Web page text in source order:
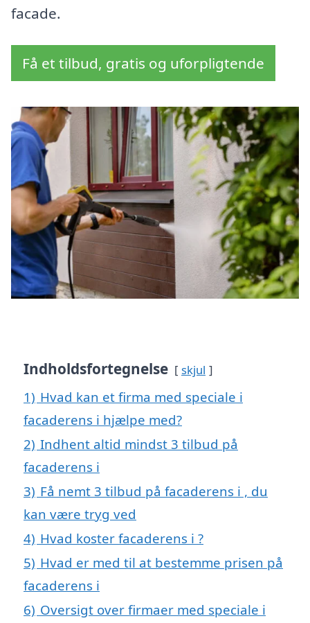
facade.
Få et tilbud, gratis og uforpligtende
Indholdsfortegnelse skjul
1) Hvad kan et firma med speciale i
facaderens i hjælpe med?
2) Indhent altid mindst 3 tilbud på
facaderens i
3) Få nemt 3 tilbud på facaderens i , du
kan være tryg ved
4) Hvad koster facaderens i ?
5) Hvad er med til at bestemme prisen på
facaderens i
6) Oversigt over firmaer med speciale i